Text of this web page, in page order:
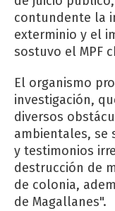
contundente la
exterminio y el
sostuvo el MPF
El organismo
investigación,
diversos
ambientales, se
y testimonios
destrucción de
de colonia,
de Magallanes".